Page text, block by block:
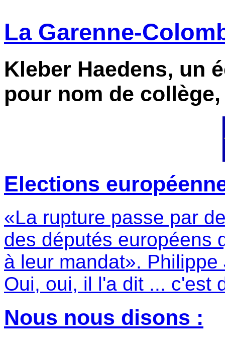
La Garenne-
Kleber Haedens, un
pour nom de collège,
Elections
«La rupture passe par
des députés européens
à leur mandat».
Oui, oui, il l'a dit ... c'est
Nous nous disons :